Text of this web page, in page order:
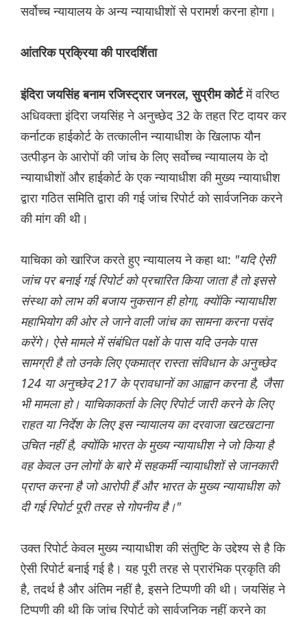
सर्वोच्च न्यायालय के अन्य न्यायाधीशों से परामर्श करना होगा।
आंतरिक प्रक्रिया की पारदर्शिता
इंदिरा जयसिंह बनाम रजिस्ट्रार जनरल, सुप्रीम कोर्टमें वरिष्ठ
अधिवक्ता इंदिरा जयसिंह ने अनुच्छेद 32 के तहत रिट दायर कर
कर्नाटक हाईकोर्ट के तत्कालीन न्यायाधीश के खिलाफ यौन
उत्पीड़न के आरोपों की जांच के लिए सर्वोच्च न्यायालय के दो
न्यायाधीशों और हाईकोर्ट के एक न्यायाधीश की मुख्य न्यायाधीश
द्वारा गठित समिति द्वारा की गई जांच रिपोर्ट को सार्वजनिक करने
की मांग की थी।
याचिका को खारिज करते हुए न्यायालय ने कहा था: "यदि ऐसी
जांच पर बनाई गई रिपोर्ट को प्रचारित किया जाता है तो इससे
संस्था को लाभ की बजाय नुकसान ही होगा, क्योंकि न्यायाधीश
महाभियोग की ओर ले जाने वाली जांच का सामना करना पसंद
करेंगे। ऐसे मामले में संबंधित पक्षों के पास यदि उनके पास
सामग्री है तो उनके लिए एकमात्र रास्ता संविधान के अनुच्छेद
124 या अनुच्छेद 217 के प्रावधानों का आह्वान करना है, जैसा
भी मामला हो। याचिकाकर्ता के लिए रिपोर्ट जारी करने के लिए
राहत या निर्देश के लिए इस न्यायालय का दरवाजा खटखटाना
उचित नहीं है, क्योंकि भारत के मुख्य न्यायाधीश ने जो किया है
वह केवल उन लोगों के बारे में सहकर्मी न्यायाधीशों से जानकारी
प्राप्त करना है जो आरोपी हैं और भारत के मुख्य न्यायाधीश को
दी गई रिपोर्ट पूरी तरह से गोपनीय है।"
उक्त रिपोर्ट केवल मुख्य न्यायाधीश की संतुष्टि के उद्देश्य से है कि
ऐसी रिपोर्ट बनाई गई है। यह पूरी तरह से प्रारंभिक प्रकृति की
है, तदर्थ है और अंतिम नहीं है, इसने टिप्पणी की थी। जयसिंह ने
टिप्पणी की थी कि जांच रिपोर्ट को सार्वजनिक नहीं करने का